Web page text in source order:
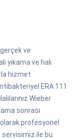
gerçek ve
yıkama ve halı
hizmet
ERA 111
Wieber
sonrası
profesyonel
servisimiz ile bu